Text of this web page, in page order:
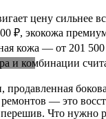
цену сильнее
₽, экокожа
кожа — от 201
и комбинации
— это
Что нужно